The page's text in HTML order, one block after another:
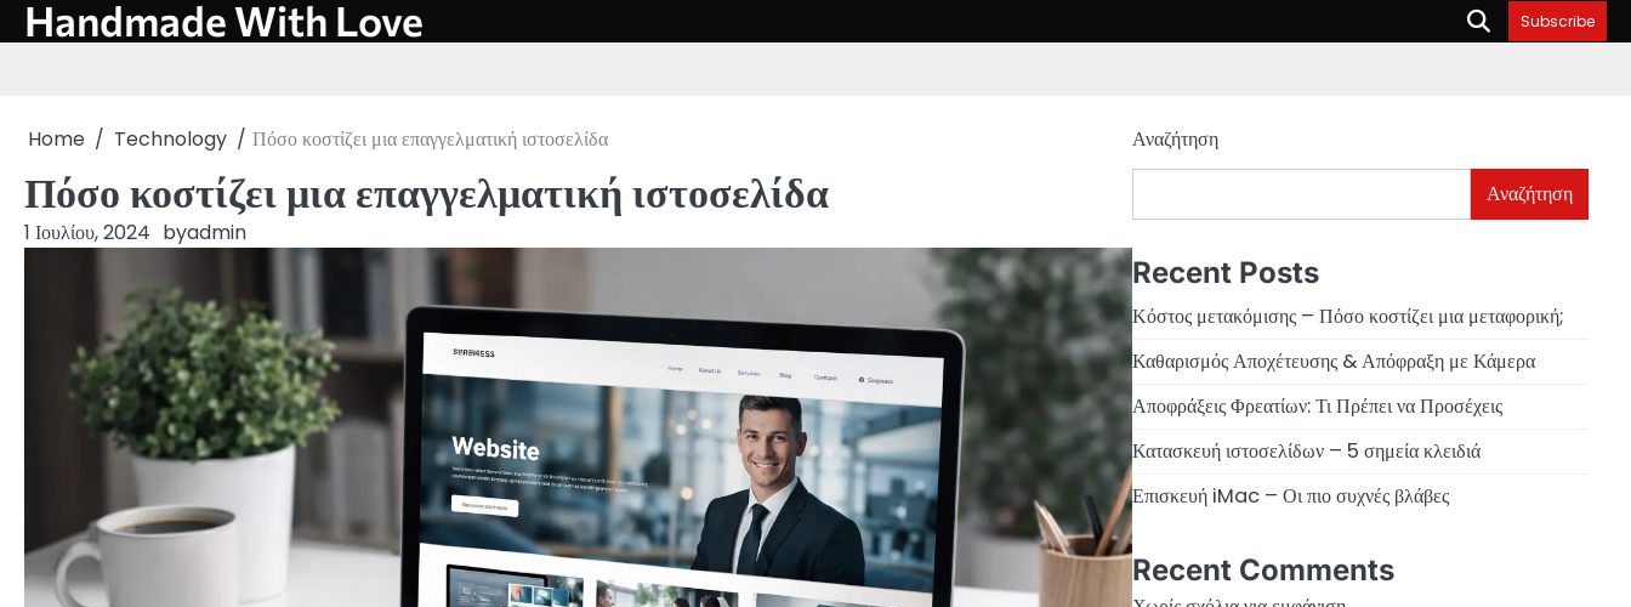
Skip
to Handmade With Love Subscribe
Home Technology Πόσο κοστίζει μια επαγγελματική ιστοσελίδα
Πόσο κοστίζει μια επαγγελματική ιστοσελίδα
1 Ιουλίου, 2024 byadmin
Αναζήτηση
Αναζήτηση
Recent Posts
Κόστος μετακόμισης – Πόσο κοστίζει μια μεταφορική;
Καθαρισμός Αποχέτευσης & Απόφραξη με Κάμερα
Αποφράξεις Φρεατίων: Τι Πρέπει να Προσέχεις
Κατασκευή ιστοσελίδων – 5 σημεία κλειδιά
Επισκευή iMac – Οι πιο συχνές βλάβες
Recent Comments